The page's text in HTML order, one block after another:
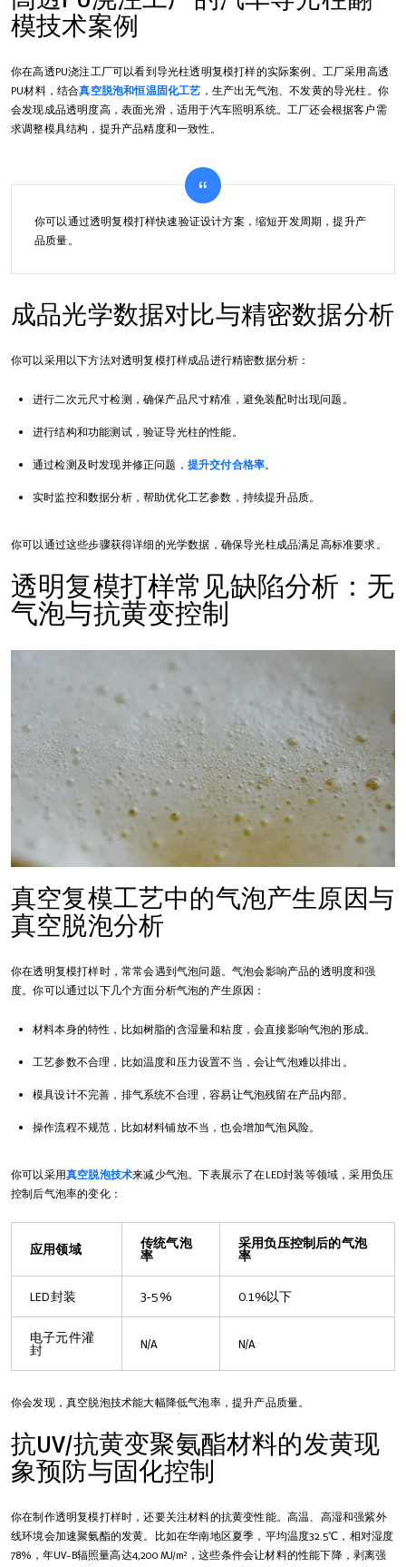
模技术案例
你在高透PU浇注工厂可以看到导光柱透明复模打样的实际案例。工厂采用高透
PU材料，结合真空脱泡和恒温固化工艺 ，生产出无气泡、不发黄的导光柱。你
会发现成品透明度高，表面光滑，适用于汽车照明系统。工厂还会根据客户需
求调整模具结构，提升产品精度和一致性。
你可以通过透明复模打样快速验证设计方案，缩短开发周期，提升产
品质量。
成品光学数据对比与精密数据分析
你可以采用以下方法对透明复模打样成品进行精密数据分析：
进行二次元尺寸检测，确保产品尺寸精准，避免装配时出现问题。
进行结构和功能测试，验证导光柱的性能。
通过检测及时发现并修正问题， 提升交付合格率。
实时监控和数据分析，帮助优化工艺参数，持续提升品质。
你可以通过这些步骤获得详细的光学数据，确保导光柱成品满足高标准要求。
透明复模打样常见缺陷分析：无
气泡与抗黄变控制
真空复模工艺中的气泡产生原因与
真空脱泡分析
你在透明复模打样时，常常会遇到气泡问题。气泡会影响产品的透明度和强
度。你可以通过以下几个方面分析气泡的产生原因：
材料本身的特性，比如树脂的含湿量和粘度，会直接影响气泡的形成。
工艺参数不合理，比如温度和压力设置不当，会让气泡难以排出。
模具设计不完善，排气系统不合理，容易让气泡残留在产品内部。
操作流程不规范，比如材料铺放不当，也会增加气泡风险。
你可以采用真空脱泡技术来减少气泡。下表展示了在LED封装等领域，采用负压
控制后气泡率的变化：
应用领域 传统气泡
率
采用负压控制后的气泡
率
LED封装 3-5% 0.1%以下
电子元件灌
封 N/A N/A
你会发现，真空脱泡技术能大幅降低气泡率，提升产品质量。
抗UV/抗黄变聚氨酯材料的发黄现
象预防与固化控制
你在制作透明复模打样时，还要关注材料的抗黄变性能。高温、高湿和强紫外
线环境会加速聚氨酯的发黄。比如在华南地区夏季，平均温度32.5℃，相对湿度
78%，年UV-B辐照量高达4,200 MJ/m²，这些条件会让材料的性能下降，剥离强